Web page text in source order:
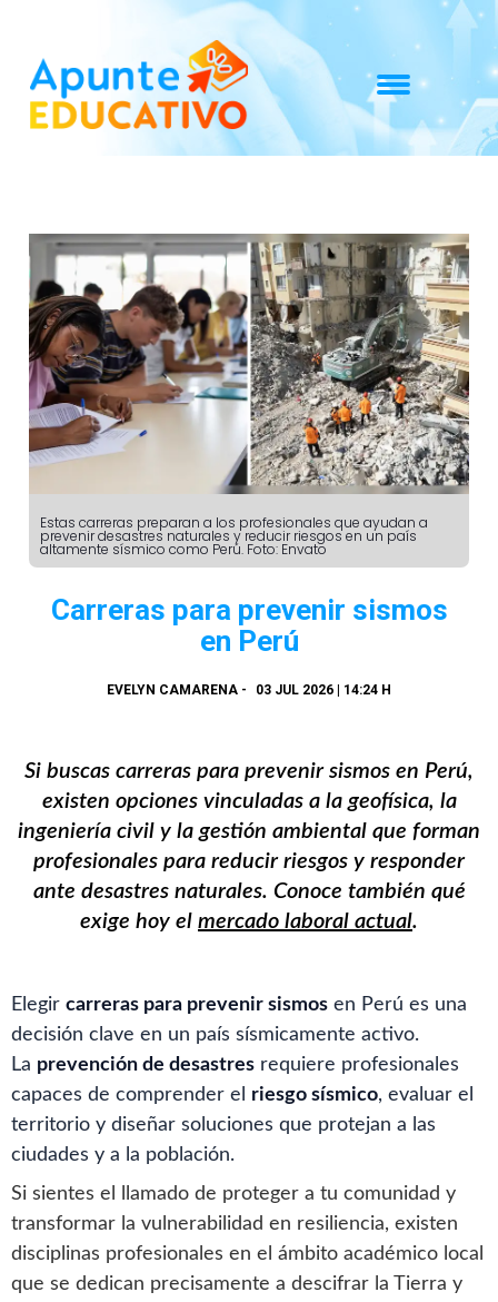
Estas carreras preparan a los profesionales que ayudan a
prevenir desastres naturales y reducir riesgos en un país
altamente sísmico como Perú. Foto: Envato
Carreras para prevenir sismos
en Perú
EVELYN CAMARENA - 03 JUL 2026 | 14:24 H
Si buscas carreras para prevenir sismos en Perú,
existen opciones vinculadas a la geofísica, la
ingeniería civil y la gestión ambiental que forman
profesionales para reducir riesgos y responder
ante desastres naturales. Conoce también qué
exige hoy el mercado laboral actual.
Elegir carreras para prevenir sismos en Perú es una
decisión clave en un país sísmicamente activo.
La prevención de desastres requiere profesionales
capaces de comprender el riesgo sísmico, evaluar el
territorio y diseñar soluciones que protejan a las
ciudades y a la población.
Si sientes el llamado de proteger a tu comunidad y
transformar la vulnerabilidad en resiliencia, existen
disciplinas profesionales en el ámbito académico local
que se dedican precisamente a descifrar la Tierra y